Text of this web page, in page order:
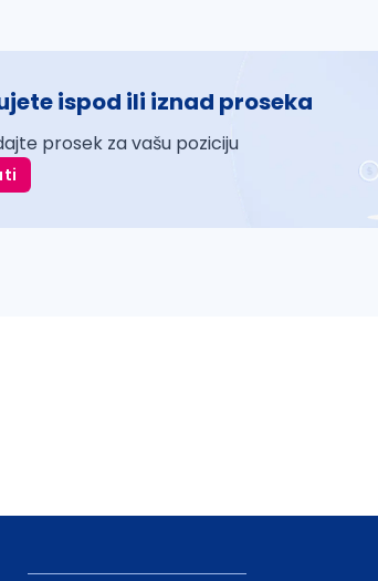
ispod ili iznad proseka
prosek za vašu poziciju